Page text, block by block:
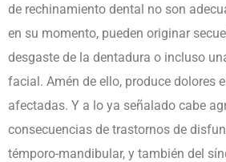
de rechinamiento dental no son
en su momento, pueden originar
desgaste de la dentadura o incluso
facial. Amén de ello, produce dolores
afectadas. Y a lo ya señalado cabe
consecuencias de trastornos de
témporo-mandibular, y también del